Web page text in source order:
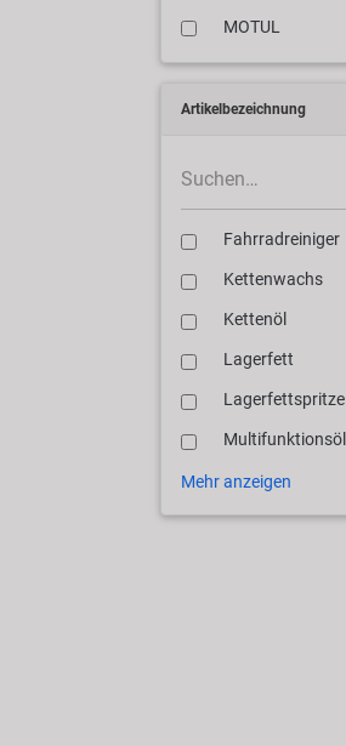
MOTUL
Artikelbezeichnung
Fahrradreiniger
Kettenwachs
Kettenöl
Lagerfett
Lagerfettspritze
Multifunktionsöl
Mehr anzeigen